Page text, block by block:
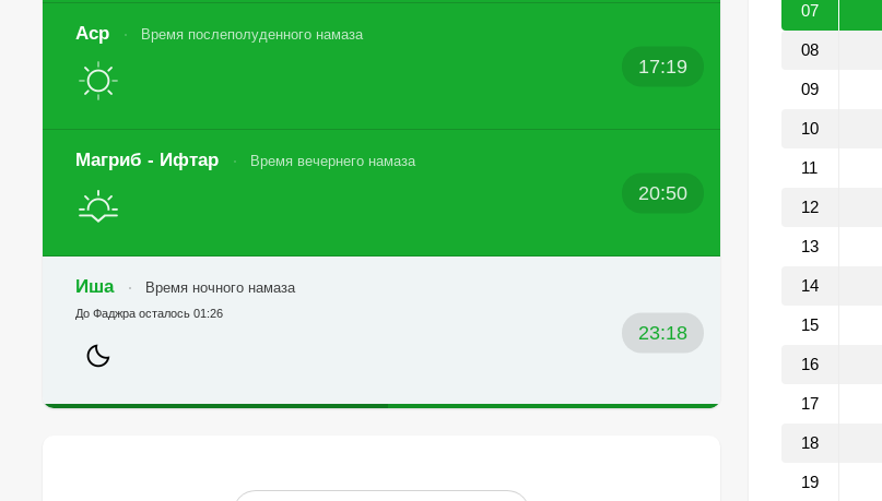
Аср Время послеполуденного намаза
17:19
Магриб - Ифтар Время вечернего намаза
20:50
Иша Время ночного намаза
23:18
До Фаджра осталось 01:26
07
08
09
10
11
12
13
14
15
16
17
18
19